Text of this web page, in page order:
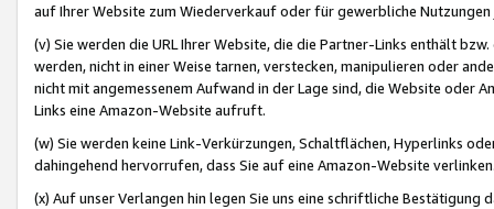
auf Ihrer Website zum Wiederverkauf oder für gewerbliche
(v) Sie werden die URL Ihrer Website, die die Partner-Links enthält
werden, nicht in einer Weise tarnen, verstecken, manipulieren oder
nicht mit angemessenem Aufwand in der Lage sind, die Website oder
Links eine Amazon-Website aufruft.
(w) Sie werden keine Link-Verkürzungen, Schaltflächen, Hyperlinks
dahingehend hervorrufen, dass Sie auf eine Amazon-Website
(x) Auf unser Verlangen hin legen Sie uns eine schriftliche